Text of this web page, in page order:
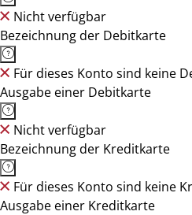
Nicht verfügbar
Bezeichnung der Debitkarte
Für dieses Konto sind keine
Ausgabe einer Debitkarte
Nicht verfügbar
Bezeichnung der Kreditkarte
Für dieses Konto sind keine
Ausgabe einer Kreditkarte